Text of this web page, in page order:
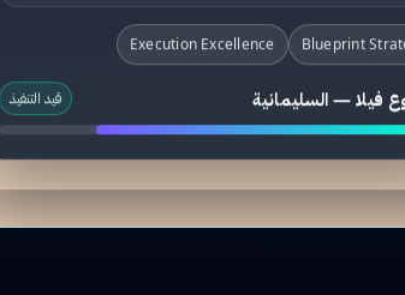
Blueprint
Execution Excellence
فيلا — السليمانية قيد التنفيذ